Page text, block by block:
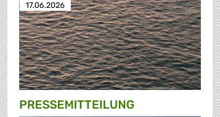
17.06.2026
PRESSE­MITTEILUNG